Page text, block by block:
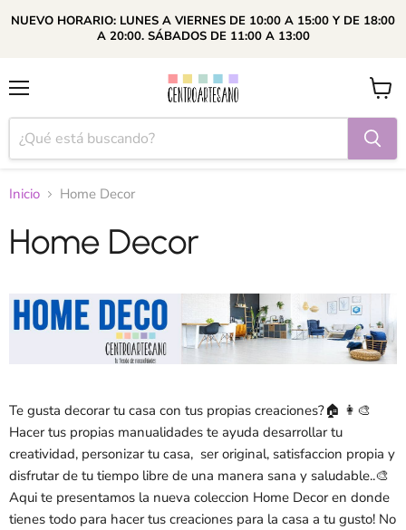
NUEVO HORARIO: LUNES A VIERNES DE 10:00 A 15:00 Y DE 18:00
A 20:00. SÁBADOS DE 11:00 A 13:00
Ver
carrito
Inicio Home Decor
Home Decor
Te gusta decorar tu casa con tus propias creaciones?🏠 👩‍🎨
Hacer tus propias manualidades te ayuda desarrollar tu
creatividad, personizar tu casa, ser original, satisfaccion propia y
disfrutar de tu tiempo libre de una manera sana y saludable..🎨
Aqui te presentamos la nueva coleccion Home Decor en donde
tienes todo para hacer tus creaciones para la casa a tu gusto! No